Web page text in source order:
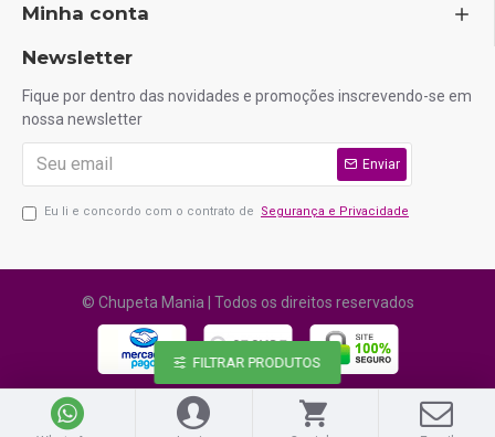
Minha conta
Newsletter
Fique por dentro das novidades e promoções inscrevendo-se em
nossa newsletter
Enviar
Eu li e concordo com o contrato de Segurança e Privacidade
© Chupeta Mania | Todos os direitos reservados
FILTRAR PRODUTOS